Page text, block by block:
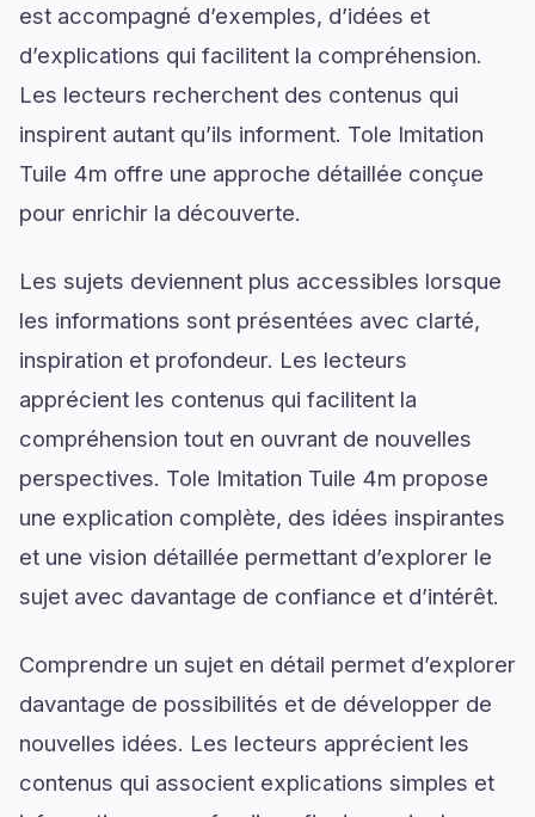
est accompagné d’exemples, d’idées et
d’explications qui facilitent la compréhension.
Les lecteurs recherchent des contenus qui
inspirent autant qu’ils informent. Tole Imitation
Tuile 4m offre une approche détaillée conçue
pour enrichir la découverte.
Les sujets deviennent plus accessibles lorsque
les informations sont présentées avec clarté,
inspiration et profondeur. Les lecteurs
apprécient les contenus qui facilitent la
compréhension tout en ouvrant de nouvelles
perspectives. Tole Imitation Tuile 4m propose
une explication complète, des idées inspirantes
et une vision détaillée permettant d’explorer le
sujet avec davantage de confiance et d’intérêt.
Comprendre un sujet en détail permet d’explorer
davantage de possibilités et de développer de
nouvelles idées. Les lecteurs apprécient les
contenus qui associent explications simples et